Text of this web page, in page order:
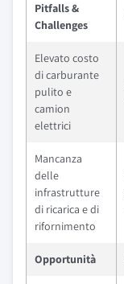
Pitfalls &
Challenges
Elevato costo
di carburante
pulito e
camion
elettrici
Mancanza
delle
infrastrutture
di ricarica e di
rifornimento
Opportunità